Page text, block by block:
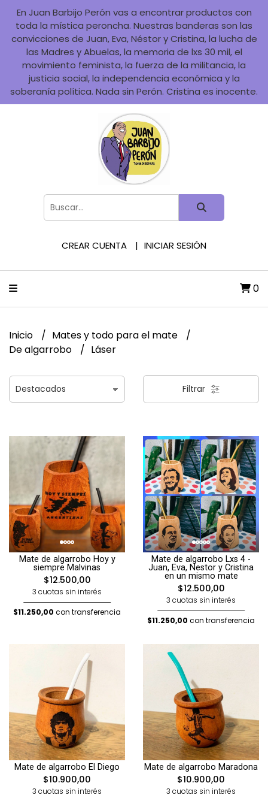
En Juan Barbijo Perón vas a encontrar productos con
toda la mística peroncha. Nuestras banderas son las
convicciones de Juan, Eva, Néstor y Cristina, la lucha de
las Madres y Abuelas, la memoria de lxs 30 mil, el
movimiento feminista, la fuerza de la militancia, la
justicia social, la independencia económica y la
soberanía política. Nada sin Perón. Cristina es inocente.
CREAR CUENTA INICIAR SESIÓN
0
Inicio
Mates y todo para el mate
De algarrobo
Láser
Filtrar
Mate de algarrobo Hoy y
siempre Malvinas
$12.500,00
3 cuotas sin interés
$11.250,00 con transferencia
Mate de algarrobo Lxs 4 -
Juan, Eva, Nestor y Cristina
en un mismo mate
$12.500,00
3 cuotas sin interés
$11.250,00 con transferencia
Mate de algarrobo El Diego
$10.900,00
3 cuotas sin interés
Mate de algarrobo Maradona
$10.900,00
3 cuotas sin interés